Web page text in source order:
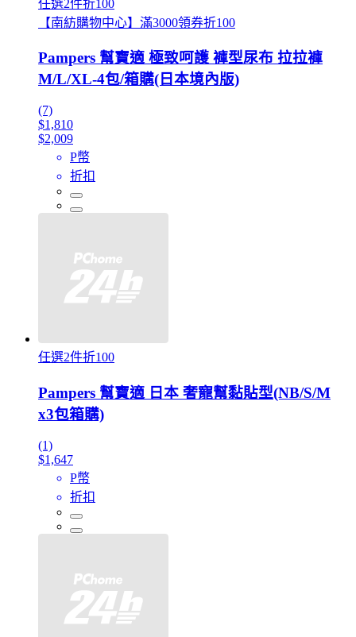
任選2件折100
【南紡購物中心】滿3000領券折100
Pampers 幫寶適 極致呵護 褲型尿布 拉拉褲
M/L/XL-4包/箱購(日本境內版)
(7)
$1,810
$2,009
P幣
折扣
任選2件折100
Pampers 幫寶適 日本 奢寵幫黏貼型(NB/S/M
x3包箱購)
(1)
$1,647
P幣
折扣